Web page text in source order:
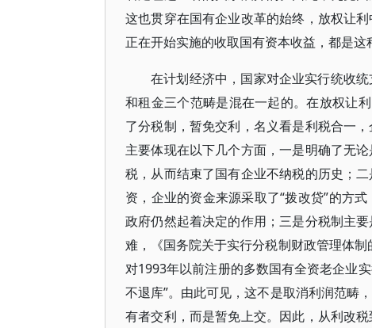
这也贯穿在国有企业改革的始终，放权让
正在开始实施的收取国有资本收益，都是这
在计划经济中，国家对企业实行统收
和租金三个范畴是混在一起的。在放权让
了分税制，暂免交利，名义看是利税合一
主要体现在以下几个方面，一是明确了无
税，从而结束了国有企业不纳税的历史；
资，企业的资金来源采取了“拨改贷”的方
政府仍然起着决定的作用；三是分税制主
难，《国务院关于实行分税制财政管理体
对1993年以前注册的多数国有全资老企业
不退库”。由此可见，这不是取消利润范畴
有者交利，而是暂免上交。因此，从利改